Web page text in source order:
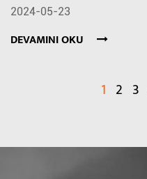
2024-05-23
DEVAMINI OKU
1 2 3